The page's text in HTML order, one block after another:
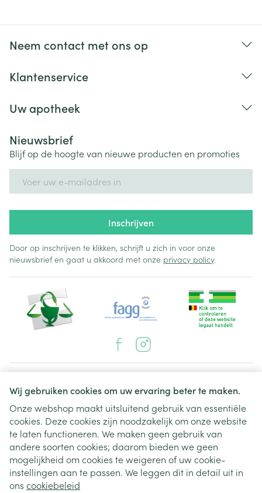
Wij gebruiken cookies om uw ervaring beter te maken.
Onze webshop maakt uitsluitend gebruik van essentiële
cookies. Deze cookies zijn noodzakelijk om onze website
te laten functioneren. We maken geen gebruik van
andere soorten cookies; daarom bieden we geen
mogelijkheid om cookies te weigeren of uw cookie-
instellingen aan te passen. We leggen dit in detail uit in
ons cookiebeleid
Neem contact met ons op
Klantenservice
Uw apotheek
Nieuwsbrief
Blijf op de hoogte van nieuwe producten en promoties
Inschrijven
Door op inschrijven te klikken, schrijft u zich in voor onze
nieuwsbrief en gaat u akkoord met onze privacy policy.
Juridische links